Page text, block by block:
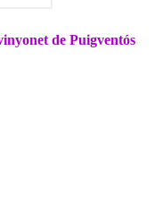
de Puigventós